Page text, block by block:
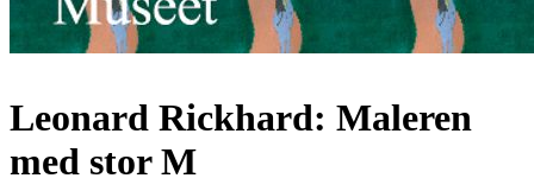
Leonard Rickhard: Maleren
med stor M